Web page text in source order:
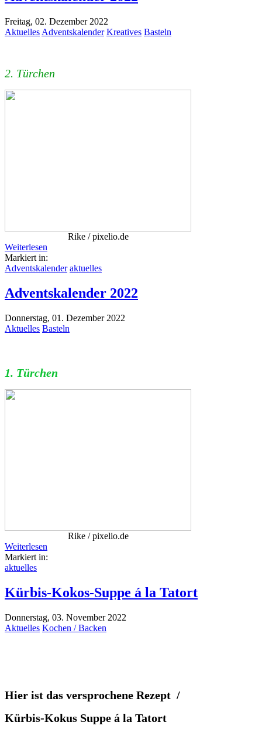
Freitag, 02. Dezember 2022
Aktuelles Adventskalender Kreatives Basteln
2. Türchen
Rike / pixelio.de
Weiterlesen
Markiert in:
Adventskalender aktuelles
Adventskalender 2022
Donnerstag, 01. Dezember 2022
Aktuelles Basteln
1. Türchen
Rike / pixelio.de
Weiterlesen
Markiert in:
aktuelles
Kürbis-Kokos-Suppe á la Tatort
Donnerstag, 03. November 2022
Aktuelles Kochen / Backen
Hier ist das versprochene Rezept /
Kürbis-Kokus Suppe á la Tatort